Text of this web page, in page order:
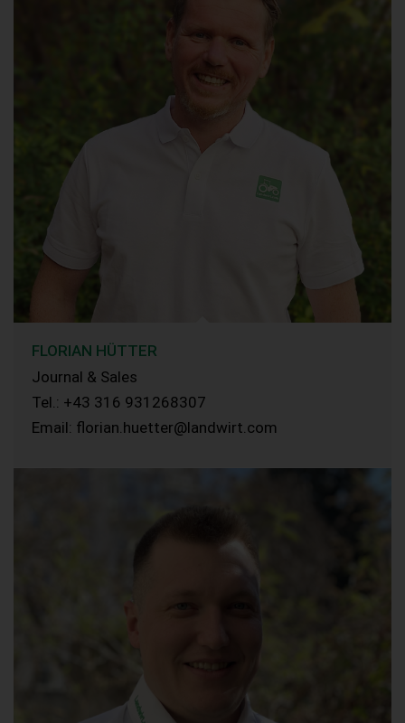
FLORIAN HÜTTER
Journal & Sales
Tel.: +43 316 931268307
Email: florian.huetter@landwirt.com